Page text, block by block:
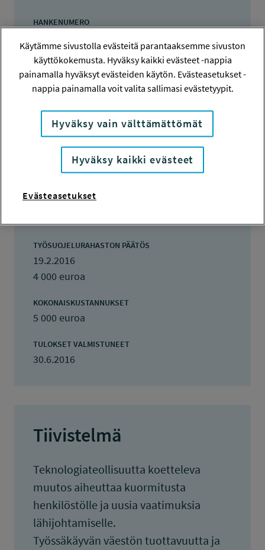
HANKENUMERO
HAKIJA
Raija Muinonen
Raija Muinonen
LISÄTIETOJA
Raija Muinonen
raija.muinonen@aalto.fi
TOTEUTUSAIKA
TYÖSUOJELURAHASTON PÄÄTÖS
19.2.2016
4 000 euroa
KOKONAISKUSTANNUKSET
5 000 euroa
TULOKSET VALMISTUNEET
30.6.2016
Tiivistelmä
Teknologiateollisuutta koetteleva
muutos aiheuttaa kuormitusta
henkilöstölle ja uusia vaatimuksia
lähijohtamiselle.
Työssäkäyvän väestön tuottavuutta ja
Käytämme sivustolla evästeitä parantaaksemme sivuston
käyttökokemusta. Hyväksy kaikki evästeet -nappia
painamalla hyväksyt evästeiden käytön. Evästeasetukset -
nappia painamalla voit valita sallimasi evästetyypit.
Hyväksy vain välttämättömät
Hyväksy kaikki evästeet
Evästeasetukset